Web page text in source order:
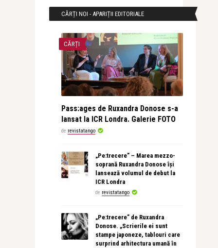
CĂRȚI NOI - APARIȚII EDITORIALE
CĂRȚI
Pass:ages de Ruxandra Donose s-a
lansat la ICR Londra. Galerie FOTO
de revistatango
„Pe:trecere” – Marea mezzo-
soprană Ruxandra Donose își
lansează volumul de debut la
ICR Londra
de revistatango
„Pe:trecere” de Ruxandra
Donose. „Scrierile ei sunt
stampe japoneze, tablouri care
surprind arhitectura umană în